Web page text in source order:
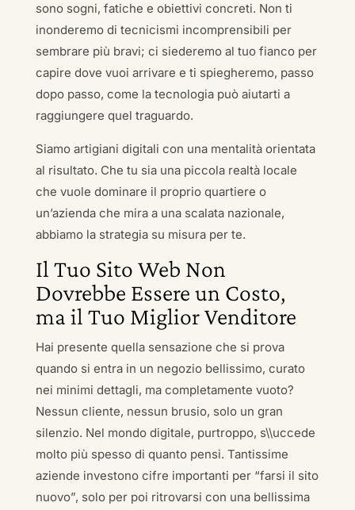
sono sogni, fatiche e obiettivi concreti. Non ti
inonderemo di tecnicismi incomprensibili per
sembrare più bravi; ci siederemo al tuo fianco per
capire dove vuoi arrivare e ti spiegheremo, passo
dopo passo, come la tecnologia può aiutarti a
raggiungere quel traguardo.
Siamo artigiani digitali con una mentalità orientata
al risultato. Che tu sia una piccola realtà locale
che vuole dominare il proprio quartiere o
un’azienda che mira a una scalata nazionale,
abbiamo la strategia su misura per te.
Il Tuo Sito Web Non
Dovrebbe Essere un Costo,
ma il Tuo Miglior Venditore
Hai presente quella sensazione che si prova
quando si entra in un negozio bellissimo, curato
nei minimi dettagli, ma completamente vuoto?
Nessun cliente, nessun brusio, solo un gran
silenzio. Nel mondo digitale, purtroppo, s\\uccede
molto più spesso di quanto pensi. Tantissime
aziende investono cifre importanti per “farsi il sito
nuovo”, solo per poi ritrovarsi con una bellissima